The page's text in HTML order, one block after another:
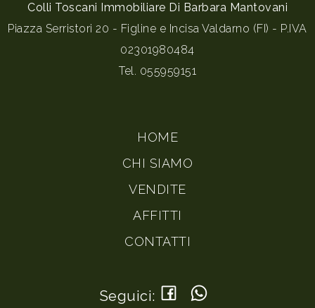
Colli Toscani Immobiliare Di Barbara Mantovani
Piazza Serristori 20 - Figline e Incisa Valdarno (FI) - P.IVA
02301980484
Tel. 055959151
HOME
CHI SIAMO
VENDITE
AFFITTI
CONTATTI
Seguici: